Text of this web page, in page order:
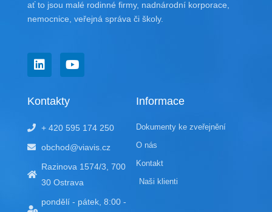
ať to jsou malé rodinné firmy, nadnárodní korporace,
nemocnice, veřejná správa či školy.
L
i
e
n
Y
o
e
Kontakty
+ 420 595 174 250
obchod@viavis.cz
Razinova 1574/3, 700
30 Ostrava
pondělí - pátek, 8:00 -
Informace
Dokumenty ke zveřejnění
O nás
Kontakt
Naši klienti